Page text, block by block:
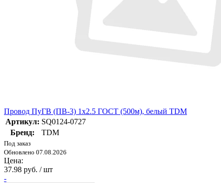
Провод ПуГВ (ПВ-3) 1х2.5 ГОСТ (500м), белый TDM
Артикул: SQ0124-0727
Бренд:
TDM
Под заказ
Обновлено 07.08.2026
Цена:
37.98 руб. / шт
-